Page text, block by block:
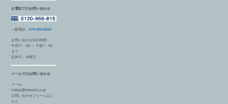
お電話でのお問い合わせ
一般電話：076-495-8560
お問い合わせ対応時間：
午前11：00 ～ 午後7：30
まで
定休日：水曜日
メールでのお問い合わせ
メール
indigo@etworld.co.jp
お問い合わせフォームはこ
ちら